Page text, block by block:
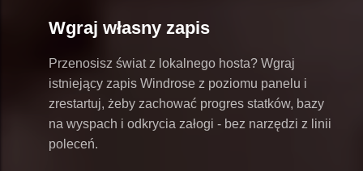
Wgraj własny zapis
Przenosisz świat z lokalnego hosta? Wgraj
istniejący zapis Windrose z poziomu panelu i
zrestartuj, żeby zachować progres statków, bazy
na wyspach i odkrycia załogi - bez narzędzi z linii
poleceń.